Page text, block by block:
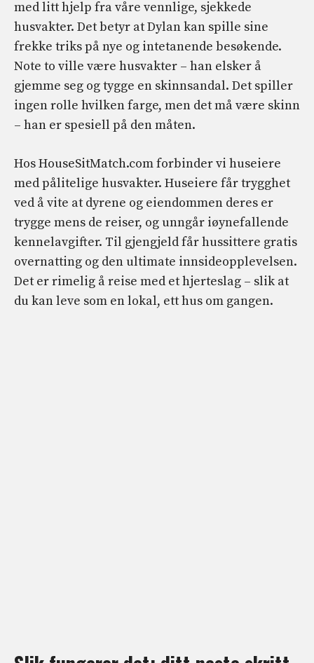
med litt hjelp fra våre vennlige, sjekkede
husvakter. Det betyr at Dylan kan spille sine
frekke triks på nye og intetanende besøkende.
Note to ville være husvakter – han elsker å
gjemme seg og tygge en skinnsandal. Det spiller
ingen rolle hvilken farge, men det må være skinn
– han er spesiell på den måten.
Hos HouseSitMatch.com forbinder vi huseiere
med pålitelige husvakter. Huseiere får trygghet
ved å vite at dyrene og eiendommen deres er
trygge mens de reiser, og unngår iøynefallende
kennelavgifter. Til gjengjeld får hussittere gratis
overnatting og den ultimate innsideopplevelsen.
Det er rimelig å reise med et hjerteslag – slik at
du kan leve som en lokal, ett hus om gangen.